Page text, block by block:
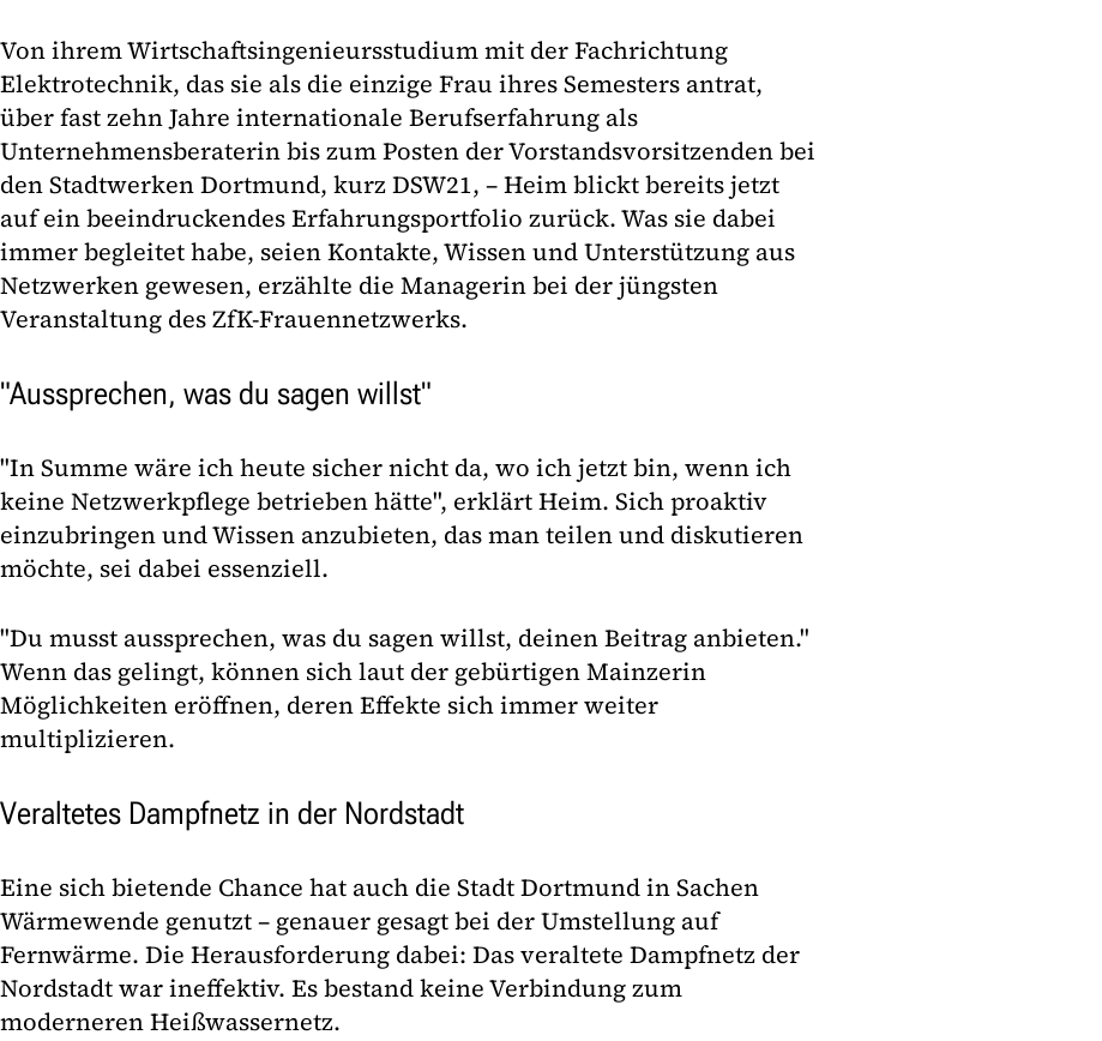
Von ihrem Wirtschaftsingenieursstudium mit der Fachrichtung
Elektrotechnik, das sie als die einzige Frau ihres Semesters antrat,
über fast zehn Jahre internationale Berufserfahrung als
Unternehmensberaterin bis zum Posten der Vorstandsvorsitzenden bei
den Stadtwerken Dortmund, kurz DSW21, – Heim blickt bereits jetzt
auf ein beeindruckendes Erfahrungsportfolio zurück. Was sie dabei
immer begleitet habe, seien Kontakte, Wissen und Unterstützung aus
Netzwerken gewesen, erzählte die Managerin bei der jüngsten
Veranstaltung des ZfK-Frauennetzwerks.
"Aussprechen, was du sagen willst"
"In Summe wäre ich heute sicher nicht da, wo ich jetzt bin, wenn ich
keine Netzwerkpflege betrieben hätte", erklärt Heim. Sich proaktiv
einzubringen und Wissen anzubieten, das man teilen und diskutieren
möchte, sei dabei essenziell.
"Du musst aussprechen, was du sagen willst, deinen Beitrag anbieten."
Wenn das gelingt, können sich laut der gebürtigen Mainzerin
Möglichkeiten eröffnen, deren Effekte sich immer weiter
multiplizieren.
Veraltetes Dampfnetz in der Nordstadt
Eine sich bietende Chance hat auch die Stadt Dortmund in Sachen
Wärmewende genutzt – genauer gesagt bei der Umstellung auf
Fernwärme. Die Herausforderung dabei: Das veraltete Dampfnetz der
Nordstadt war ineffektiv. Es bestand keine Verbindung zum
moderneren Heißwassernetz.